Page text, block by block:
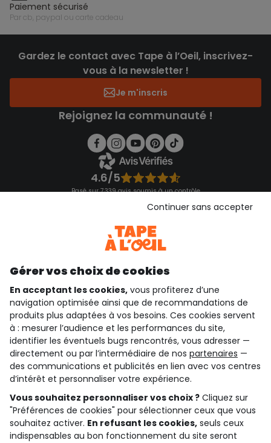
paiement sécurisé
par cb, paypal ou carte cadeau
Gardez le contact avec Tape à l’Oeil, inscrivez-
vous à la newsletter !
Je m'inscris
Rejoignez la communauté !
4.6/5
Basé sur 7 339 avis soumis à un contrôle
Consulter les CGU
qui sommes-nous ?
besoin d'aide ?
le club fidélité
notre catalogue
Conditions générales de ventes et d'utilisation
Gérer vos choix de cookies
En acceptant les cookies, vous profiterez d’une
navigation optimisée ainsi que de recommandations de
produits plus adaptées à vos besoins. Ces cookies servent
à : mesurer l’audience et les performances du site,
identifier les éventuels bugs rencontrés, vous adresser —
directement ou par l’intermédiaire de nos partenaires —
des communications et publicités en lien avec vos centres
d’intérêt et personnaliser votre expérience.
Vous souhaitez personnaliser vos choix ? Cliquez sur
"Préférences de cookies" pour sélectionner ceux que vous
souhaitez activer. En refusant les cookies, seuls ceux
indispensables au bon fonctionnement du site seront
Continuer sans accepter